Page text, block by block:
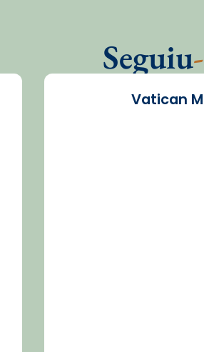
Seguiu
Vatican